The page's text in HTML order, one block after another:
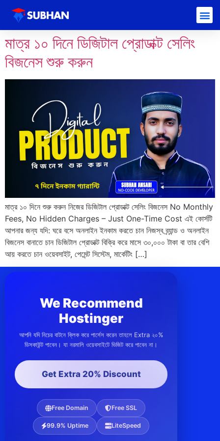
মাত্র ১০ দিনে ডিজিটাল প্রোডাক্ট সেলিং
বিজনেস শুরু করুন
মাত্র ১০ দিনে শুরু করুন নিজের ডিজিটাল প্রোডাক্ট সেলিং বিজনেস No Monthly
Fees, No Hidden Charges – Just One-Time Cost এই কোর্সটি
আপনার জন্য যদি: ঘরে বসে অনলাইন ইনকাম করতে চান নিজস্ব ব্র্যান্ড ও অনলাইন
বিজনেস বানাতে চান ডিজিটাল প্রোডাক্ট বিক্রি করে মাসে ৩০,০০০ টাকা বা তার বেশি
আয় করতে চান ওয়েবসাইট, পেমেন্ট সিস্টেম, মার্কেটিং […]
We Recommend
Hostinger
আপনি যদি নিচের বাটনে ক্লিক করে পার্সেস করেন তাহলে Extra ২০%
ডিসকাউন্ট পাবেন। যা নরমালি ওয়েবসাইটে ভিজিট করে পাবেন না।
Get Extra 20% Discount
Free Domain Free SSL
99.9% Uptime LiteSpeed